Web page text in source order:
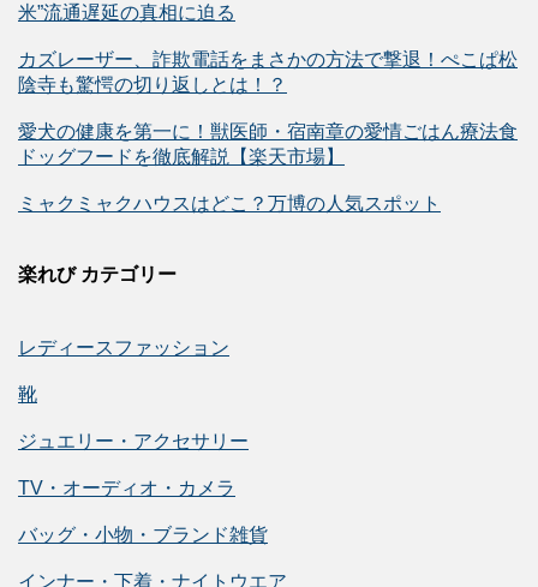
米”流通遅延の真相に迫る
カズレーザー、詐欺電話をまさかの方法で撃退！ぺこぱ松
陰寺も驚愕の切り返しとは！？
愛犬の健康を第一に！獣医師・宿南章の愛情ごはん療法食
ドッグフードを徹底解説【楽天市場】
ミャクミャクハウスはどこ？万博の人気スポット
楽れび カテゴリー
レディースファッション
靴
ジュエリー・アクセサリー
TV・オーディオ・カメラ
バッグ・小物・ブランド雑貨
インナー・下着・ナイトウエア